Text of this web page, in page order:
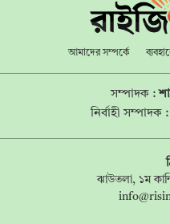
আমাদের সম্পর্কে
সম্পাদক :
নির্বাহী সম্পাদক :
ঝাউতলা, ১ম